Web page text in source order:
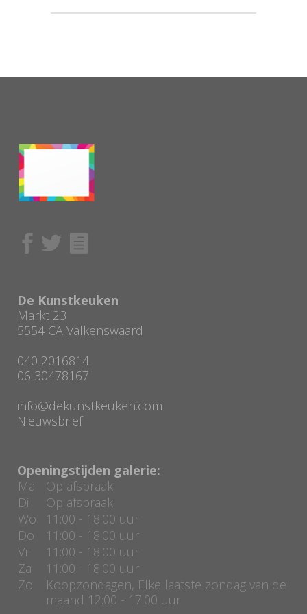
De Kunstkeuken
Markt 23
5554 CA Valkenswaard
040 2016814
06 30478167
info@dekunstkeuken.com
Nieuwsbrief
Openingstijden galerie:
Ma
Op afspraak
Di
Op afspraak
Wo
11:00 - 18:00 uur
Do
11:00 - 18:00 uur
Vr
11:00 - 18:00 uur
Za
11:00 - 18:00 uur
Zo
Koopzondagen, Elke laatste zondag van de
maand 12:00 - 17.00 uur